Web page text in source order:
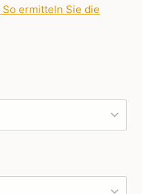
So ermitteln Sie die